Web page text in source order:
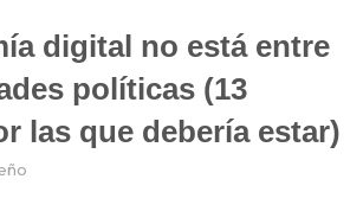
digital no está entre
políticas (13
las que debería estar)